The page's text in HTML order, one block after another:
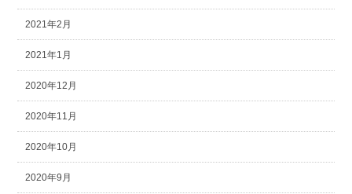
2021年2月
2021年1月
2020年12月
2020年11月
2020年10月
2020年9月